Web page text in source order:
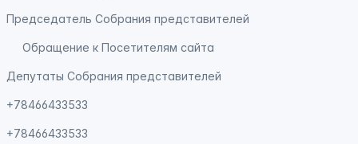
Председатель Собрания представителей
Обращение к Посетителям сайта
Депутаты Собрания представителей
+78466433533
+78466433533